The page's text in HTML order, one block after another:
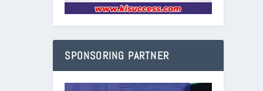
SPONSORING PARTNER